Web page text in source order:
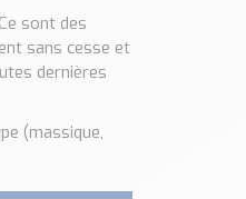
sont des
sans cesse et
dernières
(massique,